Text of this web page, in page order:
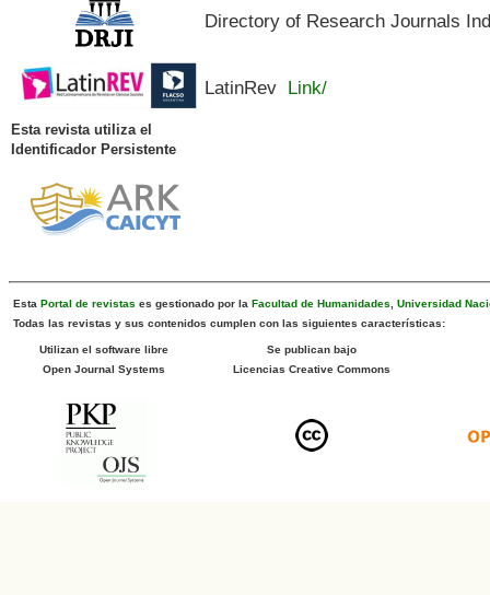
Directory of Research Journals
LatinRev Link/
Esta revista utiliza el
Identificador Persistente
Esta Portal de revistas es gestionado por la Facultad de Humanidades
Universidad
Todas las revistas y sus contenidos cumplen con las siguientes características:
Utilizan el software libre
Open Journal Systems
Se publican bajo
Licencias Creative Commons